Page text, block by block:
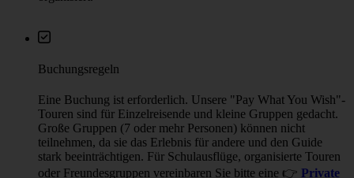
Buchungsregeln
Eine Buchung ist erforderlich. Unsere "Pay What You Wish"-
Touren sind für Einzelreisende und kleine Gruppen gedacht.
Große Gruppen (7 oder mehr Personen) können nicht
teilnehmen, da sie das Erlebnis für andere und den Guide
stark beeinträchtigen. Für Schulausflüge, organisierte Touren
oder Freundesgruppen vereinbaren Sie bitte eine 👉 Private